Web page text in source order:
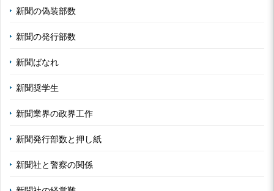
新聞の偽装部数
新聞の発行部数
新聞ばなれ
新聞奨学生
新聞業界の政界工作
新聞発行部数と押し紙
新聞社と警察の関係